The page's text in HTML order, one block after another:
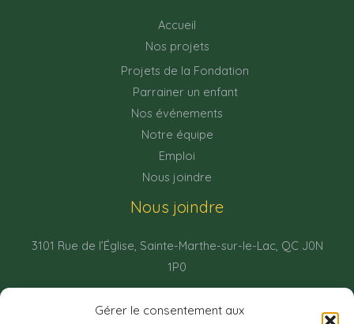
Gérer le consentement aux
Accueil
Nos projets
Projets de la Fondation
Parrainer un enfant
Nos événements
Notre équipe
Emploi
Nous joindre
Nous joindre
3101 Rue de l’Église, Sainte-Marthe-sur-le-Lac, QC J0N
1P0